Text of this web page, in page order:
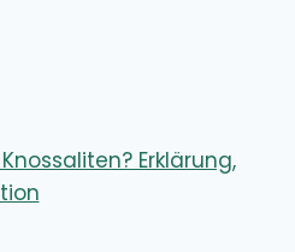
Erklärung,